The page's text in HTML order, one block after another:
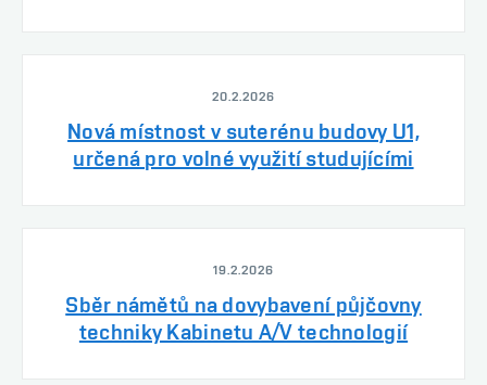
20.2.2026
Nová místnost v suterénu budovy U1,
určená pro volné využití studujícími
19.2.2026
Sběr námětů na dovybavení půjčovny
techniky Kabinetu A/V technologií